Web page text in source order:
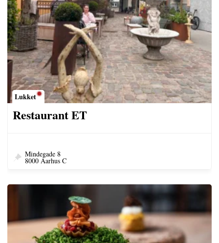
Lukket
Restaurant ET
Mindegade 8
8000 Aarhus C